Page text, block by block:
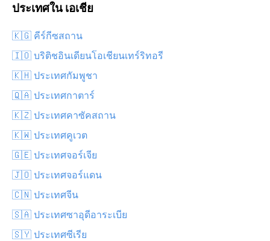
ประเทศใน เอเชีย
🇰🇬 คีร์กีซสถาน
🇮🇴 บริติชอินเดียนโอเชียนเทร์ริทอรี
🇰🇭 ประเทศกัมพูชา
🇶🇦 ประเทศกาตาร์
🇰🇿 ประเทศคาซัคสถาน
🇰🇼 ประเทศคูเวต
🇬🇪 ประเทศจอร์เจีย
🇯🇴 ประเทศจอร์แดน
🇨🇳 ประเทศจีน
🇸🇦 ประเทศซาอุดีอาระเบีย
🇸🇾 ประเทศซีเรีย